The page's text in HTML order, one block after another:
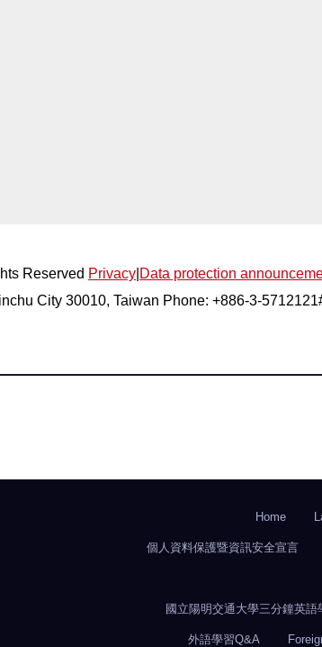
Reserved Privacy Data protection
City 30010, Taiwan Phone: +886-3-
Home
個人資料保護暨資訊安全宣言
國立陽明交通大學三分鐘英
外語學習Q&A